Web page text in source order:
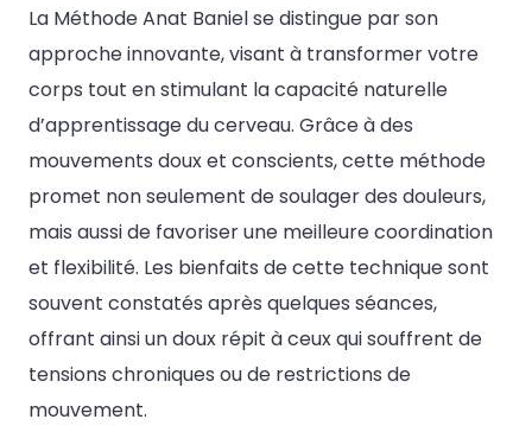
La Méthode Anat Baniel se distingue par son
approche innovante, visant à transformer votre
corps tout en stimulant la capacité naturelle
d’apprentissage du cerveau. Grâce à des
mouvements doux et conscients, cette méthode
promet non seulement de soulager des douleurs,
mais aussi de favoriser une meilleure coordination
et flexibilité. Les bienfaits de cette technique sont
souvent constatés après quelques séances,
offrant ainsi un doux répit à ceux qui souffrent de
tensions chroniques ou de restrictions de
mouvement.